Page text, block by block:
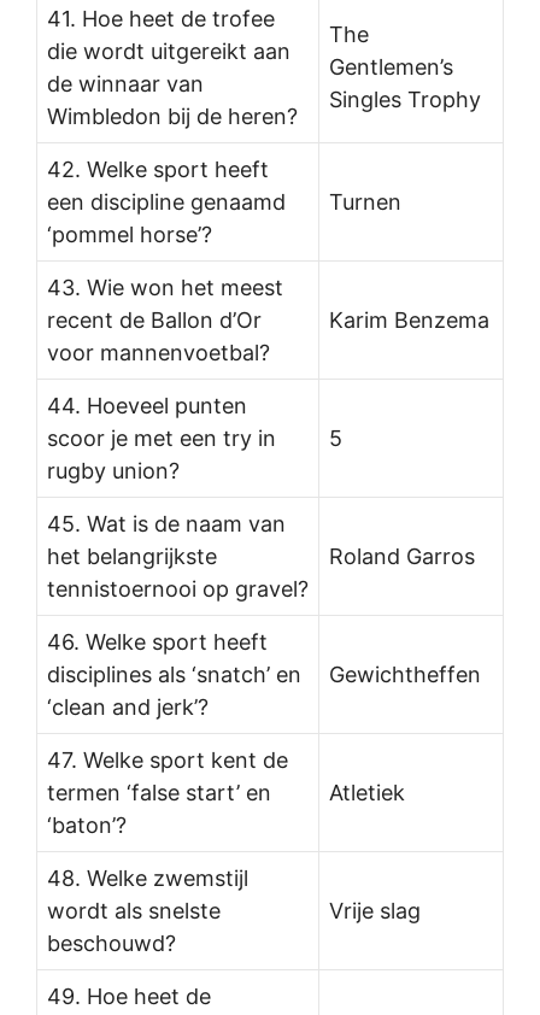
41. Hoe heet de trofee
die wordt uitgereikt aan
de winnaar van
Wimbledon bij de heren?
The
Gentlemen’s
Singles Trophy
42. Welke sport heeft
een discipline genaamd
‘pommel horse’?
Turnen
43. Wie won het meest
recent de Ballon d’Or
voor mannenvoetbal?
Karim Benzema
44. Hoeveel punten
scoor je met een try in
rugby union?
5
45. Wat is de naam van
het belangrijkste
tennistoernooi op gravel?
Roland Garros
46. Welke sport heeft
disciplines als ‘snatch’ en
‘clean and jerk’?
Gewichtheffen
47. Welke sport kent de
termen ‘false start’ en
‘baton’?
Atletiek
48. Welke zwemstijl
wordt als snelste
beschouwd?
Vrije slag
49. Hoe heet de